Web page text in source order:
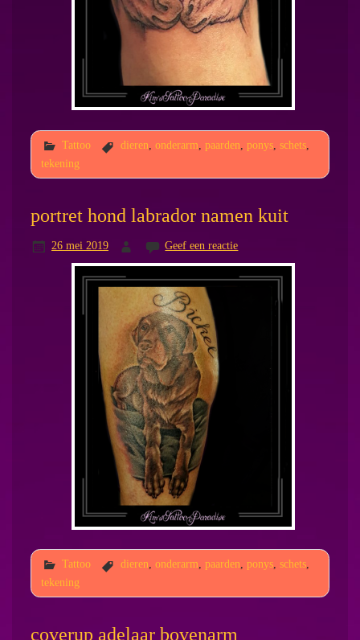
Tattoo dieren onderarm paarden ponys, schets,
tekening
portret hond labrador namen kuit
26 mei 2019 Geef een reactie
Tattoo dieren, onderarm, paarden, ponys, schets,
tekening
coverup adelaar bovenarm